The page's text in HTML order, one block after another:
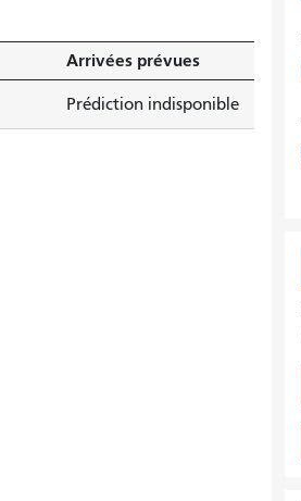
Arrivées prévues
Prédiction indisponible